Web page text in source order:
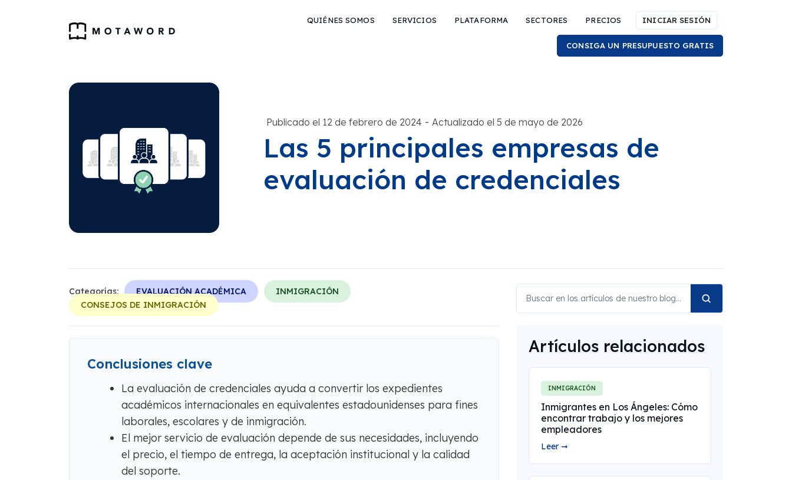
QUIÉNES SOMOS SERVICIOS PLATAFORMA SECTORES PRECIOS INICIAR SESIÓN
CONSIGA UN PRESUPUESTO GRATIS
Publicado el 12 de febrero de 2024 - Actualizado el 5 de mayo de 2026
Las 5 principales empresas de
evaluación de credenciales
Categorías: EVALUACIÓN ACADÉMICA
INMIGRACIÓN
CONSEJOS DE INMIGRACIÓN
Conclusiones clave
La evaluación de credenciales ayuda a convertir los expedientes
académicos internacionales en equivalentes estadounidenses para fines
laborales, escolares y de inmigración.
El mejor servicio de evaluación depende de sus necesidades, incluyendo
el precio, el tiempo de entrega, la aceptación institucional y la calidad
del soporte.
Artículos relacionados
INMIGRACIÓN
Inmigrantes en Los Ángeles: Cómo
encontrar trabajo y los mejores
empleadores
Leer ➞